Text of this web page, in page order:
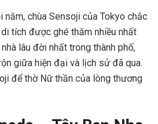
năm, chùa Sensoji của Tokyo chắc
tích được ghé thăm nhiều nhất
lâu đời nhất trong thành phố,
giữa hiện đại và lịch sử đã qua.
để thờ Nữ thần của lòng thương